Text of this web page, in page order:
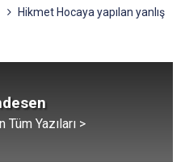
Hikmet Hocaya yapılan yanlış
Tüm Yazıları >